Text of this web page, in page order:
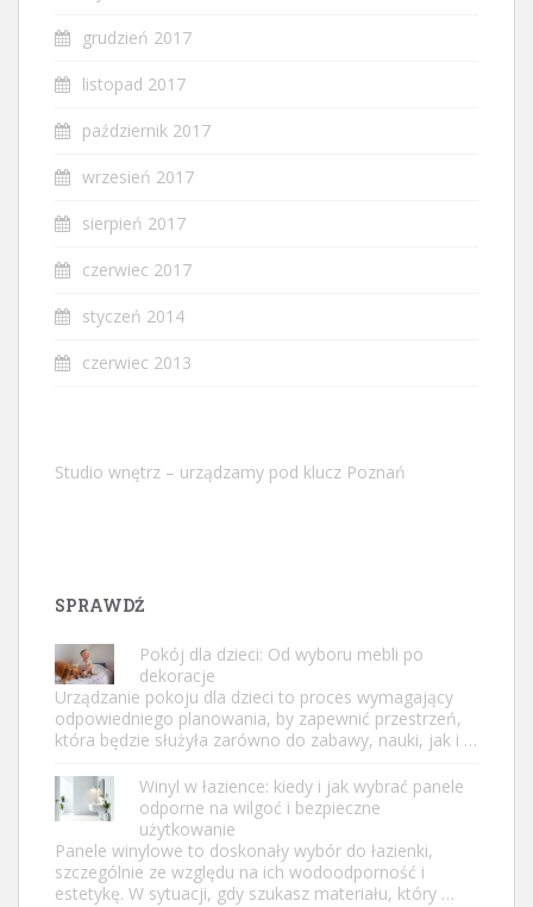
grudzień 2017
listopad 2017
październik 2017
wrzesień 2017
sierpień 2017
czerwiec 2017
styczeń 2014
czerwiec 2013
Studio wnętrz – urządzamy pod klucz Poznań
SPRAWDŹ
Pokój dla dzieci: Od wyboru mebli po
dekoracje
Urządzanie pokoju dla dzieci to proces wymagający
odpowiedniego planowania, by zapewnić przestrzeń,
która będzie służyła zarówno do zabawy, nauki, jak i …
Winyl w łazience: kiedy i jak wybrać panele
odporne na wilgoć i bezpieczne
użytkowanie
Panele winylowe to doskonały wybór do łazienki,
szczególnie ze względu na ich wodoodporność i
estetykę. W sytuacji, gdy szukasz materiału, który …